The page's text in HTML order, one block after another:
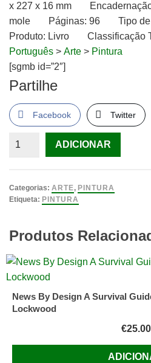
x 227 x 16 mm
mole
Páginas: 96
Tipo de
Produto: Livro Classificação
Português > Arte > Pintura
[sgmb id=”2″]
Partilhe
Facebook Twitter
Quantidade
LIVRO
de
Stabenow
ADICIONAR
Categorias: ARTE, PINTURA
Etiqueta: PINTURA
Produtos
News By Design A Survival
Lockwood
€25.00